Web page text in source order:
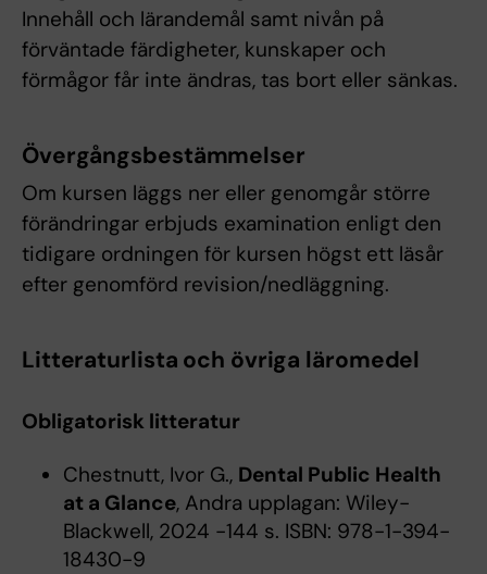
Innehåll och lärandemål samt nivån på
förväntade färdigheter, kunskaper och
förmågor får inte ändras, tas bort eller sänkas.
Övergångsbestämmelser
Om kursen läggs ner eller genomgår större
förändringar erbjuds examination enligt den
tidigare ordningen för kursen högst ett läsår
efter genomförd revision/nedläggning.
Litteraturlista och övriga läromedel
Obligatorisk litteratur
Chestnutt, Ivor G., Dental Public Health
at a Glance, Andra upplagan: Wiley-
Blackwell, 2024 -144 s. ISBN: 978-1-394-
18430-9